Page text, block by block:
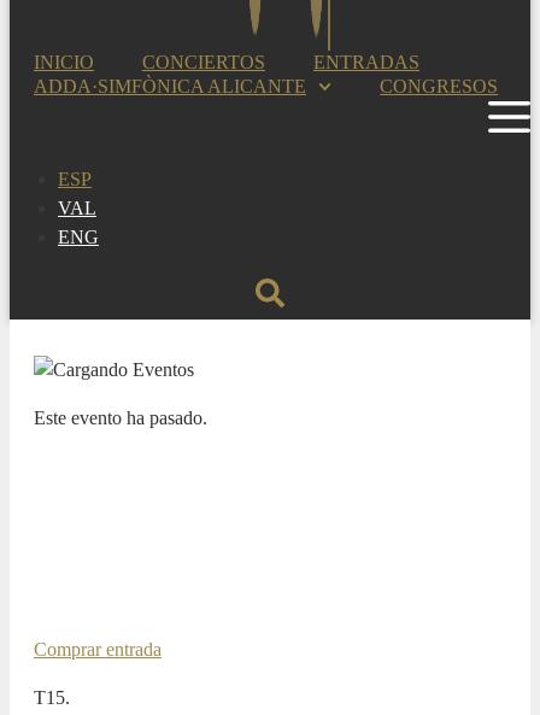
INICIO CONCIERTOS
ENTRADAS
ADDA·SIMFÒNICA ALICANTE
CONGRESOS
ESP
VAL
ENG
Este evento ha pasado.
Comprar entrada
T15.